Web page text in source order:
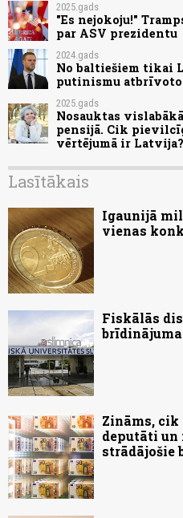
2025.gads
"Es nejokoju!"
par ASV prezidentu
2024.gads
No baltiešiem tikai
putinismu
2025.gads
Nosauktas
pensijā. Cik
vērtējumā ir Latvija?
Lasītākais
Igaunijā
vienas
Fiskālās
Zināms, cik
deputāti
strādājošie